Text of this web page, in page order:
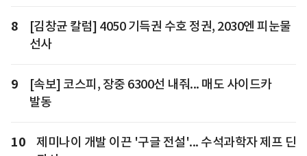
8
[김창균 칼럼] 4050 기득권 수호 정권, 2030엔 피눈물
선사
9
[속보] 코스피, 장중 6300선 내줘... 매도 사이드카
발동
10
제미나이 개발 이끈 '구글 전설'... 수석과학자 제프 딘